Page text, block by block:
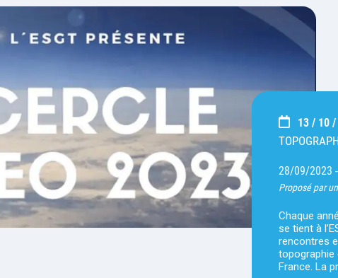
13 / 10
28/09/2023 -
Proposé par
Chaque
se tient à
rencontres
topographie
France. La